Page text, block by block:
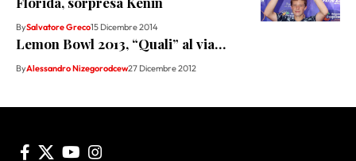
BySalvatore Greco15 Dicembre 2014
Lemon Bowl 2013, “Quali” al via…
ByAlessandro Nizegorodcew27 Dicembre 2012